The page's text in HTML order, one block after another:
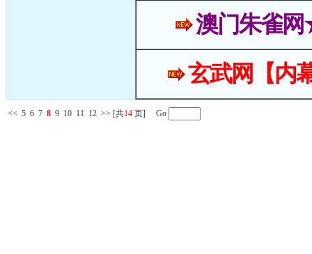
澳门朱雀
玄武网【内
<< 5 6 7 8 9 10 11 12 >> [共14 页] Go